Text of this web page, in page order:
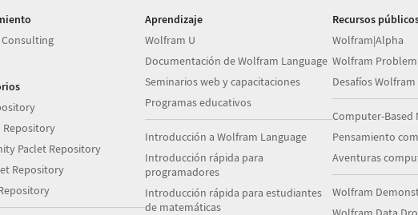
Repository
Paclet Repository
Repository
Aprendizaje
Wolfram U
Documentación de Wolfram Language
Seminarios web y capacitaciones
Programas educativos
Introducción a Wolfram Language
Introducción rápida para
programadores
Introducción rápida para estudiantes
de matemáticas
Recursos
Wolfram|Alpha
Wolfram
Desafíos Wolfram
Computer-Based
Pensamiento
Aventuras
Wolfram